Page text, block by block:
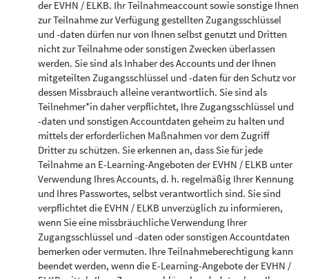
der EVHN / ELKB. Ihr Teilnahmeaccount sowie sonstige Ihnen
zur Teilnahme zur Verfügung gestellten Zugangsschlüssel
und -daten dürfen nur von Ihnen selbst genutzt und Dritten
nicht zur Teilnahme oder sonstigen Zwecken überlassen
werden. Sie sind als Inhaber des Accounts und der Ihnen
mitgeteilten Zugangsschlüssel und -daten für den Schutz vor
dessen Missbrauch alleine verantwortlich. Sie sind als
Teilnehmer*in daher verpflichtet, Ihre Zugangsschlüssel und
-daten und sonstigen Accountdaten geheim zu halten und
mittels der erforderlichen Maßnahmen vor dem Zugriff
Dritter zu schützen. Sie erkennen an, dass Sie für jede
Teilnahme an E-Learning-Angeboten der EVHN / ELKB unter
Verwendung Ihres Accounts, d. h. regelmäßig Ihrer Kennung
und Ihres Passwortes, selbst verantwortlich sind. Sie sind
verpflichtet die EVHN / ELKB unverzüglich zu informieren,
wenn Sie eine missbräuchliche Verwendung Ihrer
Zugangsschlüssel und -daten oder sonstigen Accountdaten
bemerken oder vermuten. Ihre Teilnahmeberechtigung kann
beendet werden, wenn die E-Learning-Angebote der EVHN /